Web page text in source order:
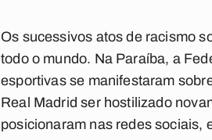
Os sucessivos atos de racismo
todo o mundo. Na Paraíba, a
esportivas se manifestaram
Real Madrid ser hostilizado
posicionaram nas redes sociais,